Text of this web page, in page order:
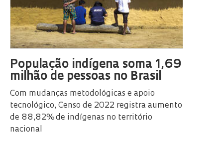
População indígena soma 1,69
milhão de pessoas no Brasil
Com mudanças metodológicas e apoio
tecnológico, Censo de 2022 registra aumento
de 88,82% de indígenas no território
nacional